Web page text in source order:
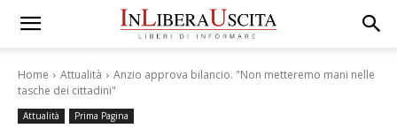
Home Attualità
Anzio approva bilancio. "Non metteremo mani nelle
tasche dei cittadini"
Attualità Prima Pagina